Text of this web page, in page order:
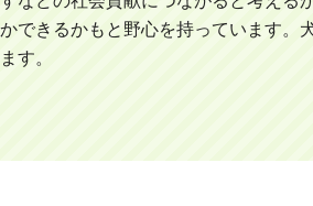
できるかもと野心を持っています。
す。